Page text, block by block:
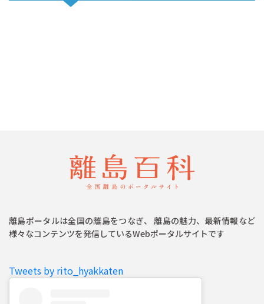
離島ポータルは全国の離島をつなぎ、 離島の魅力、最新情報など
様々なコンテンツを発信しているWebポータルサイトです
Tweets by rito_hyakkaten